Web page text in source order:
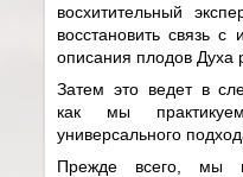
восхитительный
восстановить связь с
описания плодов
Затем это ведет в
как мы
универсального
Прежде всего, мы